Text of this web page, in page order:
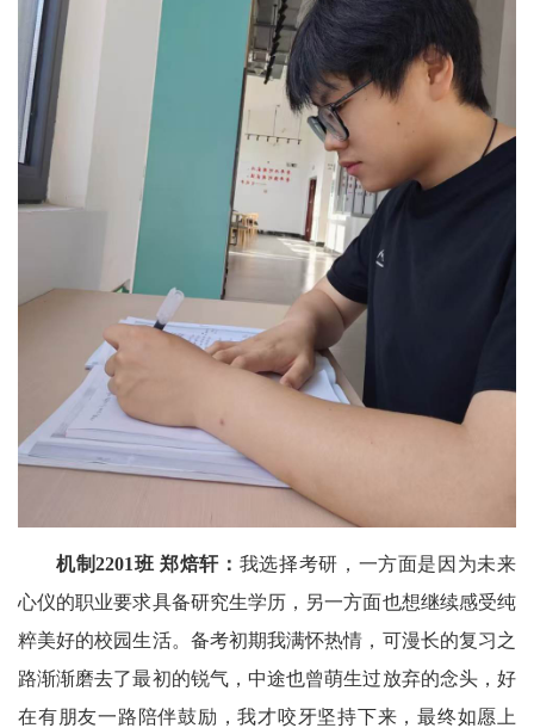
机制2201班 郑焙轩： 我选择考研，一方面是因为未来
心仪的职业要求具备研究生学历，另一方面也想继续感受纯
粹美好的校园生活。备考初期我满怀热情，可漫长的复习之
路渐渐磨去了最初的锐气，中途也曾萌生过放弃的念头，好
在有朋友一路陪伴鼓励，我才咬牙坚持下来，最终如愿上